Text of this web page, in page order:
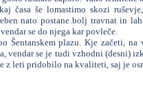
časa še lomastimo skozi
nato postane bolj travnat in
se do njega kar povleče.
Šentanskem plazu. Kje začeti,
vendar se je tudi vzhodni (desni)
z leti pridobilo na kvaliteti, saj je